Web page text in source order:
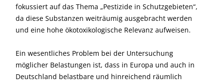
fokussiert auf das Thema „Pestizide in Schutzgebieten“,
da diese Substanzen weiträumig ausgebracht werden
und eine hohe ökotoxikologische Relevanz aufweisen.
Ein wesentliches Problem bei der Untersuchung
möglicher Belastungen ist, dass in Europa und auch in
Deutschland belastbare und hinreichend räumlich